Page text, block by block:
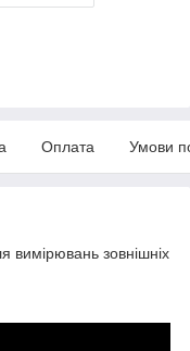
Оплата Умови
вимірювань зовнішніх